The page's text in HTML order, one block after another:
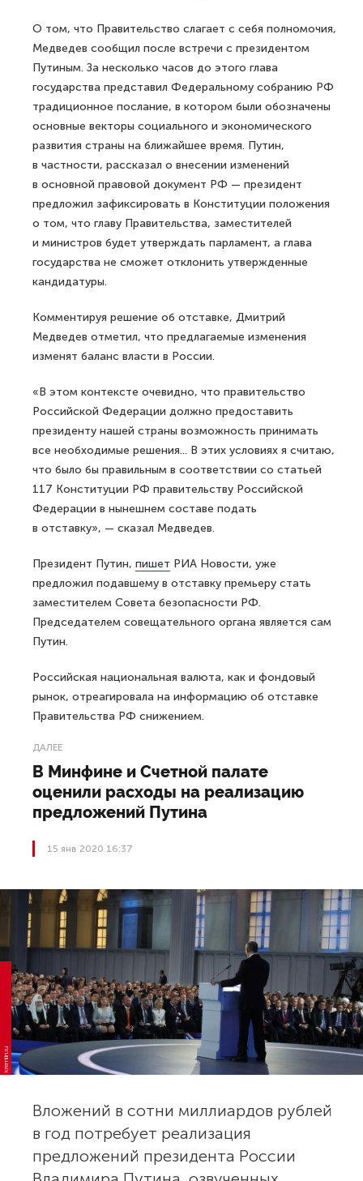
О том, что Правительство слагает с себя полномочия,
Медведев сообщил после встречи с президентом
Путиным. За несколько часов до этого глава
государства представил Федеральному собранию РФ
традиционное послание, в котором были обозначены
основные векторы социального и экономического
развития страны на ближайшее время. Путин,
в частности, рассказал о внесении изменений
в основной правовой документ РФ — президент
предложил зафиксировать в Конституции положения
о том, что главу Правительства, заместителей
и министров будет утверждать парламент, а глава
государства не сможет отклонить утвержденные
кандидатуры.
Комментируя решение об отставке, Дмитрий
Медведев отметил, что предлагаемые изменения
изменят баланс власти в России.
«В этом контексте очевидно, что правительство
Российской Федерации должно предоставить
президенту нашей страны возможность принимать
все необходимые решения... В этих условиях я считаю,
что было бы правильным в соответствии со статьей
117 Конституции РФ правительству Российской
Федерации в нынешнем составе подать
в отставку», — сказал Медведев.
Президент Путин, пишет РИА Новости, уже
предложил подавшему в отставку премьеру стать
заместителем Совета безопасности РФ.
Председателем совещательного органа является сам
Путин.
Российская национальная валюта, как и фондовый
рынок, отреагировала на информацию об отставке
Правительства РФ снижением.
ДАЛЕЕ
В Минфине и Счетной палате
оценили расходы на реализацию
предложений Путина
15 янв 2020 16:37
kremlin.ru
Вложений в сотни миллиардов рублей
в год потребует реализация
предложений президента России